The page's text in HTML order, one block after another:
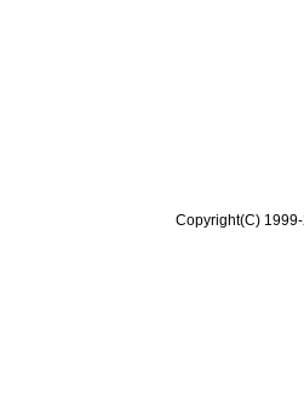
Copyright(C)